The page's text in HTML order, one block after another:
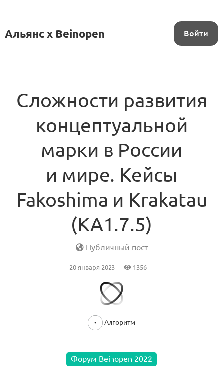
Альянс x Beinopen Войти
Сложности развития
концептуальной
марки в России
и мире. Кейсы
Fakoshima и Krakatau
(KA1.7.5)
Публичный пост
20 января 2023 1356
Алгоритм
Форум Beinopen 2022